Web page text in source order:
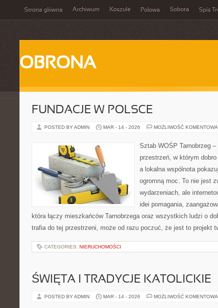
Strona główna Archiwum Koszule Połowa Sobota Spis
OBRONA
FUNDACJE W POLSCE
POSTED BY ADMIN MAR - 14 - 2026 MOŻLIWOŚĆ
Sztab WOŚP Tarnobrzeg
przestrzeń, w którym
a lokalna wspólnota
ogromną moc. To nie jest
wydarzeniach, ale
idei pomagania,
która łączy mieszkańców Tarnobrzega oraz wszystkich ludzi o
trafia do tej przestrzeni, może od razu poczuć, że jest to projekt
CATEGORIES: NIERUCHOMOŚCI
ŚWIĘTA I TRADYCJE KATOLICKIE
POSTED BY ADMIN MAR - 14 - 2026 MOŻLIWOŚĆ